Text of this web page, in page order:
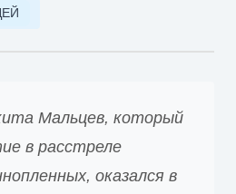
Мальцев, который
в расстреле
оказался в